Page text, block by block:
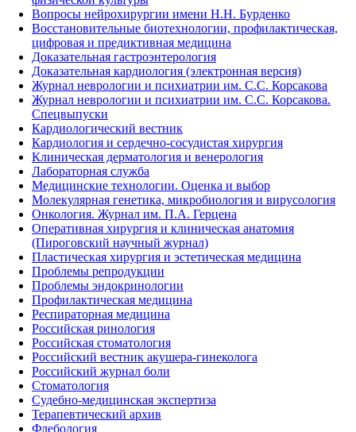
Вопросы нейрохирургии имени Н.Н. Бурденко
Восстановительные биотехнологии, профилактическая,
цифровая и предиктивная медицина
Доказательная гастроэнтерология
Доказательная кардиология (электронная версия)
Журнал неврологии и психиатрии им. С.С. Корсакова
Журнал неврологии и психиатрии им. С.С. Корсакова.
Спецвыпуски
Кардиологический вестник
Кардиология и сердечно-сосудистая хирургия
Клиническая дерматология и венерология
Лабораторная служба
Медицинские технологии. Оценка и выбор
Молекулярная генетика, микробиология и вирусология
Онкология. Журнал им. П.А. Герцена
Оперативная хирургия и клиническая анатомия
(Пироговский научный журнал)
Пластическая хирургия и эстетическая медицина
Проблемы репродукции
Проблемы эндокринологии
Профилактическая медицина
Респираторная медицина
Российская ринология
Российская стоматология
Российский вестник акушера-гинеколога
Российский журнал боли
Стоматология
Судебно-медицинская экспертиза
Терапевтический архив
Флебология